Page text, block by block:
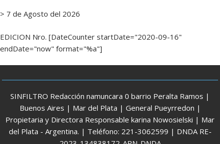
> 7 de Agosto del 2026
EDICION Nro. [DateCounter startDate="2020-09-16"
endDate="now" format="%a"]
SINFILTRO Redacción namuncara 0 barrio Peralta Ramos |
Buenos Aires | Mar del Plata | General Pueyrredon |
Propietaria y Directora Responsable karina Nowosielski | Mar
del Plata - Argentina. | Teléfono: 221-3062599 | DNDA RE-